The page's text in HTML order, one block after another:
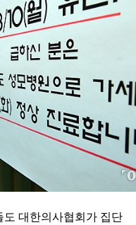
도 대한의사협회가 집단